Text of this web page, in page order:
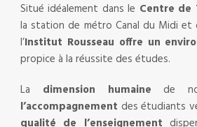
Situé idéalement dans le Centre de
la station de métro Canal du Midi et
l’Institut Rousseau offre un
propice à la réussite des études.
La dimension humaine de
l’accompagnement des étudiants
qualité de l’enseignement